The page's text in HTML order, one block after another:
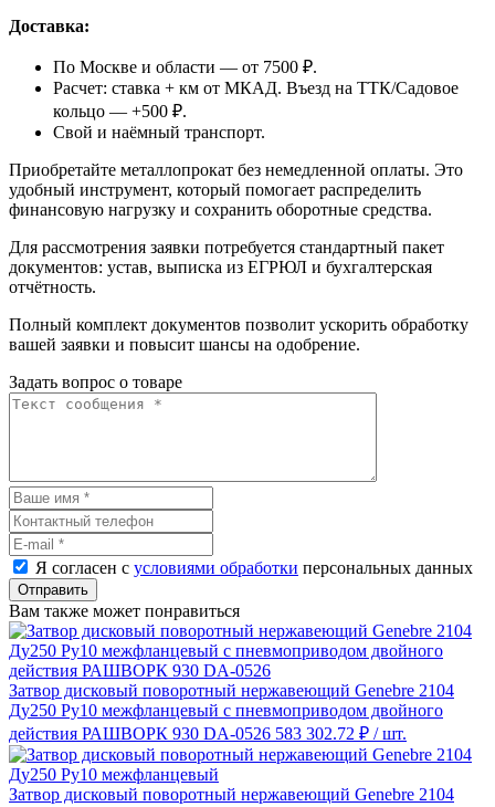
Доставка:
По Москве и области — от 7500 ₽.
Расчет: ставка + км от МКАД. Въезд на ТТК/Садовое
кольцо — +500 ₽.
Свой и наёмный транспорт.
Приобретайте металлопрокат без немедленной оплаты. Это
удобный инструмент, который помогает распределить
финансовую нагрузку и сохранить оборотные средства.
Для рассмотрения заявки потребуется стандартный пакет
документов: устав, выписка из ЕГРЮЛ и бухгалтерская
отчётность.
Полный комплект документов позволит ускорить обработку
вашей заявки и повысит шансы на одобрение.
Задать вопрос о товаре
Я согласен с условиями обработки персональных данных
Отправить
Вам также может понравиться
Затвор дисковый поворотный нержавеющий Genebre 2104
Ду250 Ру10 межфланцевый с пневмоприводом двойного
действия РАШВОРК 930 DA-0526 583 302.72 ₽ / шт.
Затвор дисковый поворотный нержавеющий Genebre 2104